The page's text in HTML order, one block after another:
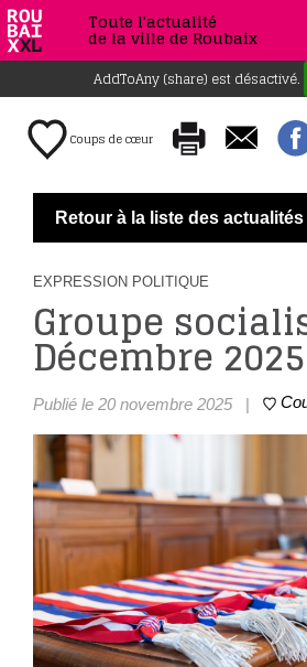
Toute l'actualité
de la ville de Roubaix
AddToAny (share) est désactivé.
Coups de cœur
Retour à la liste des actualités
EXPRESSION POLITIQUE
Groupe
Décembre 2025
Publié le 20 novembre 2025 |